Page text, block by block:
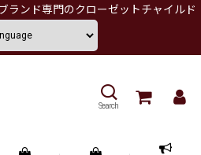
ランド専門のクローゼットチャイルド
Search